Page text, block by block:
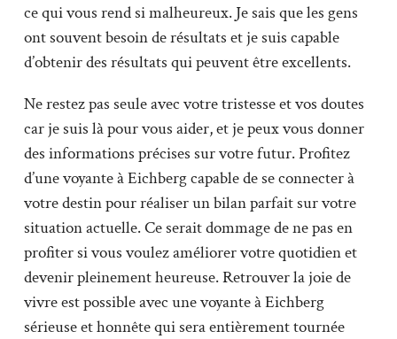
ce qui vous rend si malheureux. Je sais que les gens
ont souvent besoin de résultats et je suis capable
d’obtenir des résultats qui peuvent être excellents.
Ne restez pas seule avec votre tristesse et vos doutes
car je suis là pour vous aider, et je peux vous donner
des informations précises sur votre futur. Profitez
d’une voyante à Eichberg capable de se connecter à
votre destin pour réaliser un bilan parfait sur votre
situation actuelle. Ce serait dommage de ne pas en
profiter si vous voulez améliorer votre quotidien et
devenir pleinement heureuse. Retrouver la joie de
vivre est possible avec une voyante à Eichberg
sérieuse et honnête qui sera entièrement tournée